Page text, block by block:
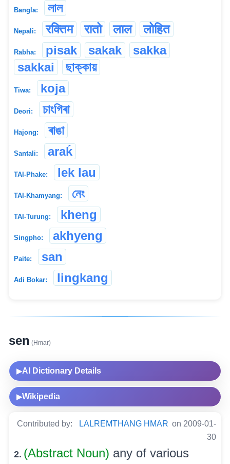
Bangla: লাল
Nepali: रक्तिम रातो लाल लोहित
Rabha: pisak sakak
sakka
sakkai
ছাক্কায়
Tiwa: koja
Deori: চাংগিৰা
Hajong: ৰাঙা
Santali: araḱ
TAI-Phake: lek lau
TAI-Khamyang: নেং
TAI-Turung: kheng
Singpho: akhyeng
Paite: san
Adi Bokar: lingkang
sen (Hmar)
▶AI Dictionary Details
▶Wikipedia
Contributed by: LALREMTHANG HMAR on 2009-01-
30
2. (Abstract Noun) any of various